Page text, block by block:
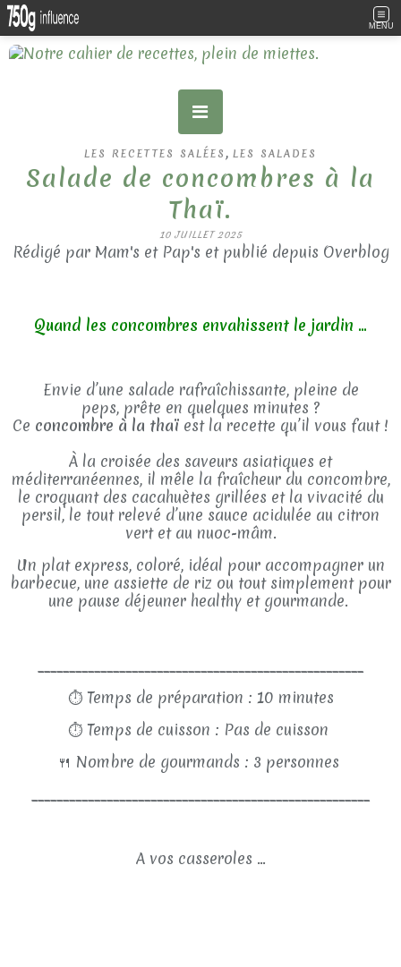
MENU
LES RECETTES SALÉES , LES SALADES
Salade de concombres à la
Thaï.
10 JUILLET 2025
Rédigé par Mam's et Pap's et publié depuis Overblog
Quand les concombres envahissent le jardin ...
Envie d’une salade rafraîchissante, pleine de
peps, prête en quelques minutes ?
Ce concombre à la thaï est la recette qu’il vous faut !
À la croisée des saveurs asiatiques et
méditerranéennes, il mêle la fraîcheur du concombre,
le croquant des cacahuètes grillées et la vivacité du
persil, le tout relevé d’une sauce acidulée au citron
vert et au nuoc-mâm.
Un plat express, coloré, idéal pour accompagner un
barbecue, une assiette de riz ou tout simplement pour
une pause déjeuner healthy et gourmande.
⏱ Temps de préparation : 10 minutes
⏱ Temps de cuisson : Pas de cuisson
🍴 Nombre de gourmands : 3 personnes
A vos casseroles ...